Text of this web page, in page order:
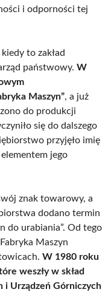
i odporności tej
to zakład
państwowy. W
Maszyn”, a już
do produkcji
się do dalszego
przyjęło imię
jego
znak towarowy, a
dodano termin
do urabiania”. Od tego
Maszyn
W 1980 roku
weszły w skład
i Urządzeń Górniczych